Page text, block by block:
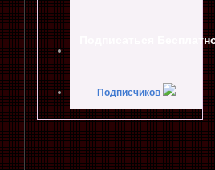
Подписчиков